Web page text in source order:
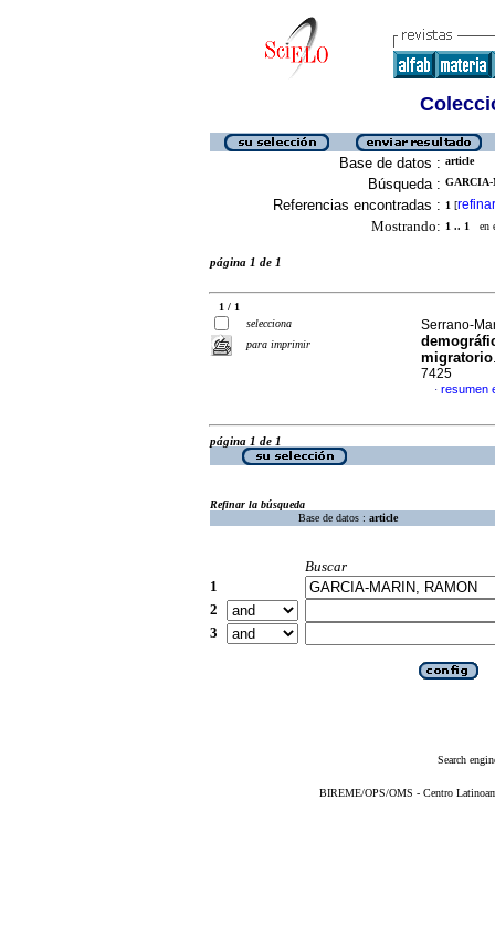
Base de datos : article
Búsqueda :
Referencias encontradas : 1 [refinar
Mostrando: 1 .. 1 en
página 1 de 1
1 / 1
selecciona
para imprimir
Serrano-
migratorio
7425
· resumen
página 1 de 1
Refinar la búsqueda
Base de datos : article
Buscar
1
2
3
Search
BIREME/OPS/OMS - Centro